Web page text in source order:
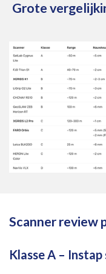
Grote
Scannerreview
KlasseA – Instap